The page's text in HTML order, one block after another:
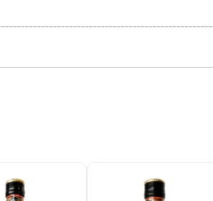
solo las